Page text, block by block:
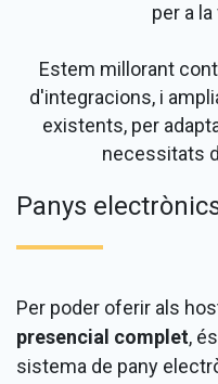
per a
Estem millorant
d'integracions, i
existents, per
necessitats
Panys
Per poder oferir als
presencial complet,
sistema de pany